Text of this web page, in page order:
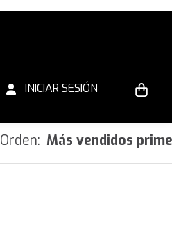
Orden: Más vendidos